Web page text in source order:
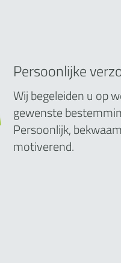
Persoonlijke
Wij begeleiden u op
gewenste
Persoonlijk,
motiverend.